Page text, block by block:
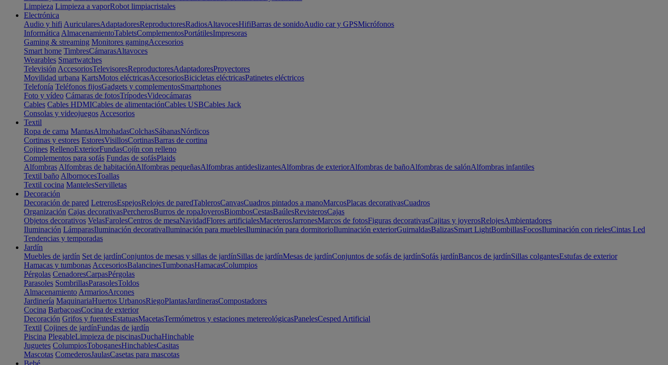
Limpieza Limpieza a vaporRobot limpiacristales
Electrónica
Audio y hifi AuricularesAdaptadoresReproductoresRadiosAltavocesHifiBarras de sonidoAudio car y GPSMicrófonos
Informática AlmacenamientoTabletsComplementosPortátilesImpresoras
Gaming & streaming Monitores gamingAccesorios
Smart home TimbresCámarasAltavoces
Wearables Smartwatches
Televisión AccesoriosTelevisoresReproductoresAdaptadoresProyectores
Movilidad urbana KartsMotos eléctricasAccesoriosBicicletas eléctricasPatinetes eléctricos
Telefonía Teléfonos fijosGadgets y complementosSmartphones
Foto y vídeo Cámaras de fotosTrípodesVideocámaras
Cables Cables HDMICables de alimentaciónCables USBCables Jack
Consolas y videojuegos Accesorios
Textil
Ropa de cama MantasAlmohadasColchasSábanasNórdicos
Cortinas y estores EstoresVisillosCortinasBarras de cortina
Cojines RellenoExteriorFundasCojín con relleno
Complementos para sofás Fundas de sofásPlaids
Alfombras Alfombras de habitaciónAlfombras pequeñasAlfombras antideslizantesAlfombras de exteriorAlfombras de bañoAlfombras de salónAlfombras infantiles
Textil baño AlbornocesToallas
Textil cocina MantelesServilletas
Decoración
Decoración de pared LetrerosEspejosRelojes de paredTablerosCanvasCuadros pintados a manoMarcosPlacas decorativasCuadros
Organización Cajas decorativasPercherosBurros de ropaJoyerosBiombosCestasBaúlesRevisterosCajas
Objetos decorativos VelasFarolesCentros de mesaNavidadFlores artificialesMaceterosJarronesMarcos de fotosFiguras decorativasCajitas y joyerosRelojesAmbientadores
Iluminación LámparasIluminación decorativaIluminación para mueblesIluminación para dormitorioIluminación exteriorGuirnaldasBalizasSmart LightBombillasFocosIluminación con rielesCintas Led
Tendencias y temporadas
Jardín
Muebles de jardín Set de jardínConjuntos de mesas y sillas de jardínSillas de jardínMesas de jardínConjuntos de sofás de jardínSofás jardínBancos de jardínSillas colgantesEstufas de exterior
Hamacas y tumbonas AccesoriosBalancinesTumbonasHamacasColumpios
Pérgolas CenadoresCarpasPérgolas
Parasoles SombrillasParasolesToldos
Almacenamiento ArmariosArcones
Jardinería MaquinariaHuertos UrbanosRiegoPlantasJardinerasCompostadores
Cocina BarbacoasCocina de exterior
Decoración Grifos y fuentesEstatuasMacetasTermómetros y estaciones metereológicasPanelesCesped Artificial
Textil Cojines de jardínFundas de jardín
Piscina PlegableLimpieza de piscinasDuchaHinchable
Juguetes ColumpiosToboganesHinchablesCasitas
Mascotas ComederosJaulasCasetas para mascotas
Bebé